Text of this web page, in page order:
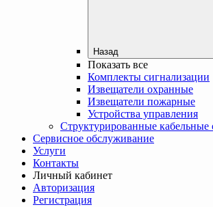
Назад
Показать все
Комплекты сигнализации
Извещатели охранные
Извещатели пожарные
Устройства управления
Структурированные
Сервисное обслуживание
Услуги
Контакты
Личный кабинет
Авторизация
Регистрация